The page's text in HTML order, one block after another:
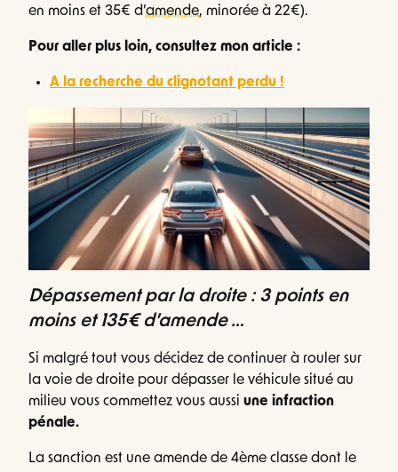
en moins et 35€ d’amende, minorée à 22€).
Pour aller plus loin, consultez mon article :
A la recherche du clignotant perdu !
Dépassement par la droite : 3 points en
moins et 135€ d’amende …
Si malgré tout vous décidez de continuer à rouler sur
la voie de droite pour dépasser le véhicule situé au
milieu vous commettez vous aussi une infraction
pénale.
La sanction est une amende de 4ème classe dont le